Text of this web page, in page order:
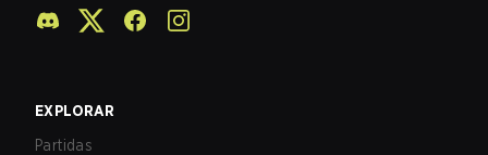
EXPLORAR
Partidas